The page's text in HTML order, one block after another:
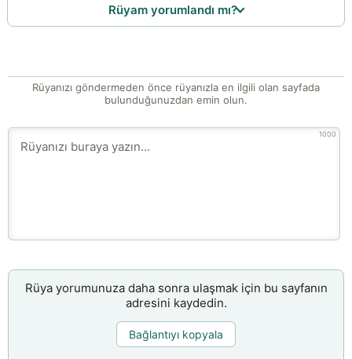
Rüyam yorumlandı mı?
Rüyanızı göndermeden önce rüyanızla en ilgili olan sayfada
bulunduğunuzdan emin olun.
1000
Rüya yorumunuza daha sonra ulaşmak için bu sayfanın
adresini kaydedin.
Bağlantıyı kopyala